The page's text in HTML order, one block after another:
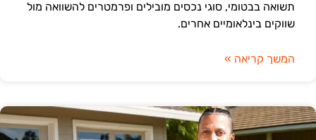
תשואה בבטומי, סוגי נכסים מובילים ופרמטרים להשוואה מול
שווקים בינלאומיים אחרים.
המשך קריאה »